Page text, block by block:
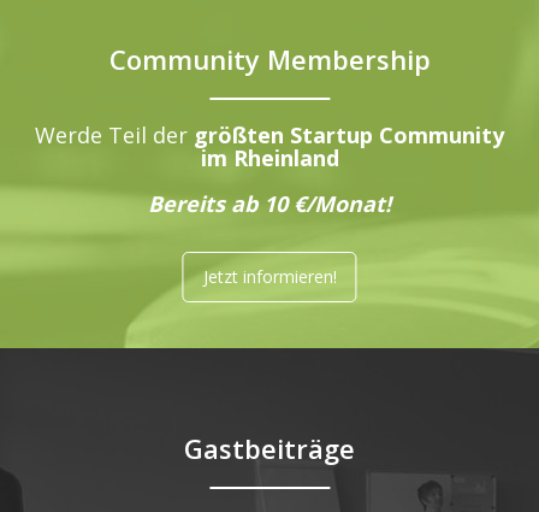
Community Membership
Werde Teil der größten Startup Community
im Rheinland
Bereits ab 10 €/Monat!
Jetzt informieren!
Gastbeiträge